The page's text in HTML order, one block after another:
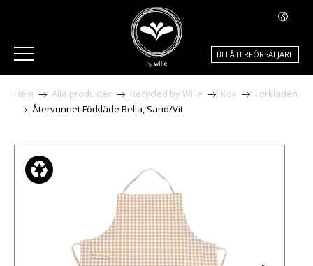
BLI ÅTERFÖRSÄLJARE
Hem Alla produkter Recycled by Wille Kök
Förkläden
Återvunnet Förkläde Bella, Sand/Vit